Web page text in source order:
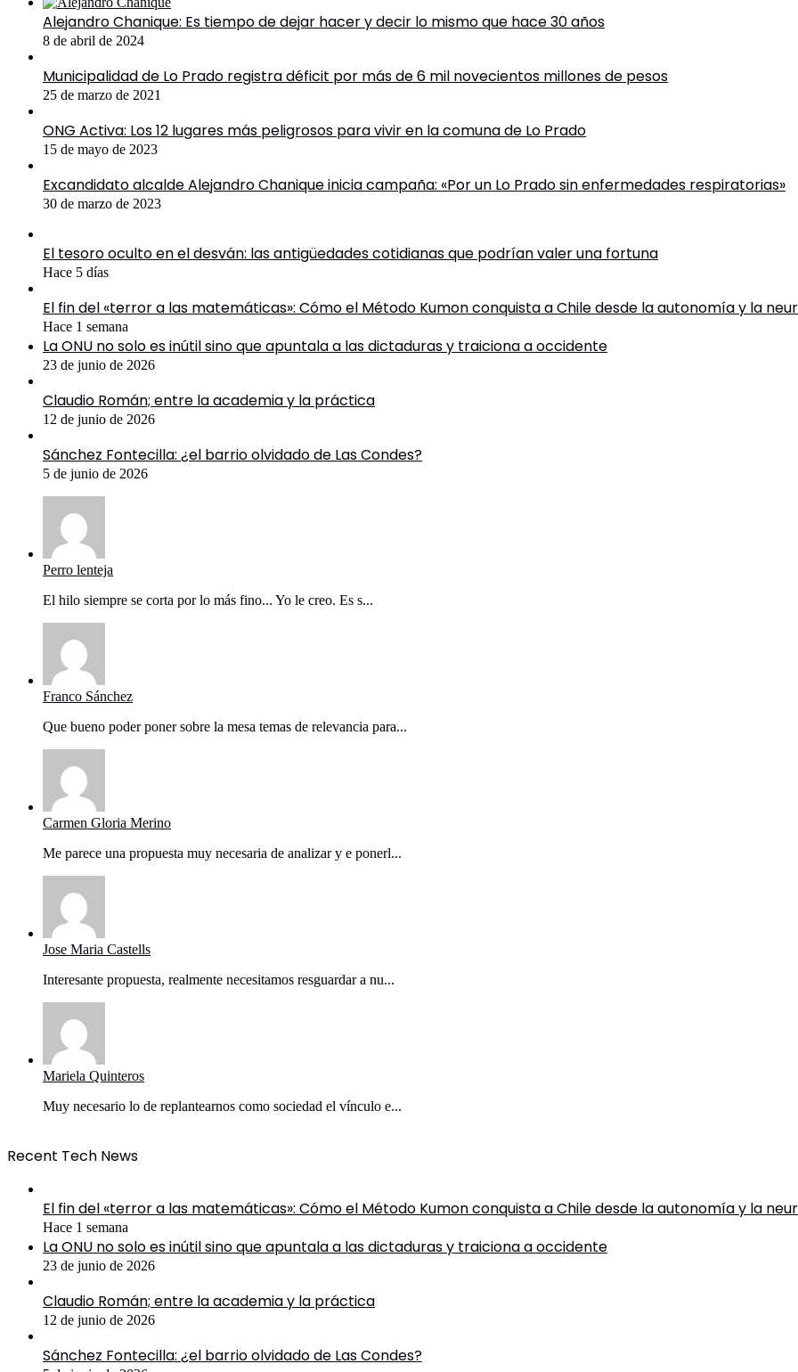
Alejandro Chanique: Es tiempo de dejar hacer y decir lo mismo que hace 30 años
8 de abril de 2024
Municipalidad de Lo Prado registra déficit por más de 6 mil novecientos millones de pesos
25 de marzo de 2021
ONG Activa: Los 12 lugares más peligrosos para vivir en la comuna de Lo Prado
15 de mayo de 2023
Excandidato alcalde Alejandro Chanique inicia campaña: «Por un Lo Prado sin enfermedades respiratorias»
30 de marzo de 2023
El tesoro oculto en el desván: las antigüedades cotidianas que podrían valer una fortuna
Hace 5 días
El fin del «terror a las matemáticas»: Cómo el Método Kumon conquista a Chile desde la autonomía y la
Hace 1 semana
La ONU no solo es inútil sino que apuntala a las dictaduras y traiciona a occidente
23 de junio de 2026
Claudio Román; entre la academia y la práctica
12 de junio de 2026
Sánchez Fontecilla: ¿el barrio olvidado de Las Condes?
5 de junio de 2026
Perro lenteja
El hilo siempre se corta por lo más fino... Yo le creo. Es s...
Franco Sánchez
Que bueno poder poner sobre la mesa temas de relevancia para...
Carmen Gloria Merino
Me parece una propuesta muy necesaria de analizar y e ponerl...
Jose Maria Castells
Interesante propuesta, realmente necesitamos resguardar a nu...
Mariela Quinteros
Muy necesario lo de replantearnos como sociedad el vínculo e...
Recent Tech News
El fin del «terror a las matemáticas»: Cómo el Método Kumon conquista a Chile desde la autonomía y la
Hace 1 semana
La ONU no solo es inútil sino que apuntala a las dictaduras y traiciona a occidente
23 de junio de 2026
Claudio Román; entre la academia y la práctica
12 de junio de 2026
Sánchez Fontecilla: ¿el barrio olvidado de Las Condes?